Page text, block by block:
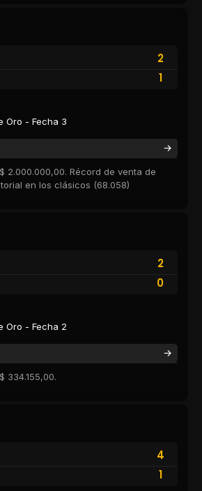
2
1
Oro - Fecha 3
2.000.000,00. Récord de venta de
en los clásicos (68.058)
2
0
Oro - Fecha 2
334.155,00.
4
1